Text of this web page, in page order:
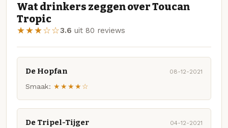
Wat drinkers zeggen over Toucan
Tropic
★★★☆☆3.6 uit 80 reviews
De Hopfan 08-12-2021
Smaak: ★★★★☆
De Tripel-Tijger 04-12-2021